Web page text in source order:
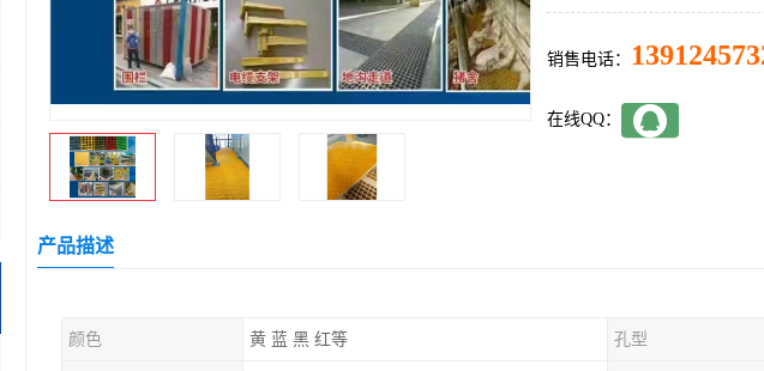
销售电话：
在线QQ：
产品描述
颜色 黄 蓝 黑 红等 孔型